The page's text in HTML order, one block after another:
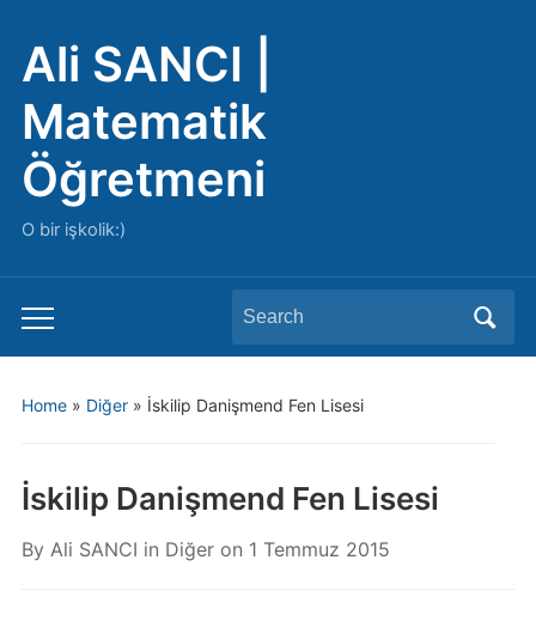
Ali SANCI |
Matematik
Öğretmeni
O bir işkolik:)
Toggle
mobile
Search
for:
Home» Diğer» İskilip Danişmend Fen Lisesi
İskilip Danişmend Fen Lisesi
By Ali SANCI in Diğeron 1 Temmuz 2015